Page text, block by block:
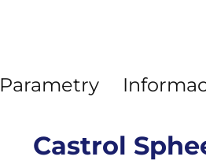
Parametry
Castrol